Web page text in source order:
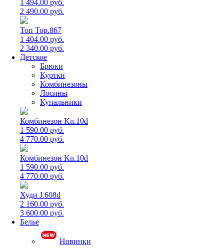
1 494.00 руб.
2 490.00 руб.
Топ Top.867
1 404.00 руб.
2 340.00 руб.
Детское
Брюки
Куртки
Комбинезоны
Лосины
Купальники
Комбинезон Kn.10d
1 590.00 руб.
4 770.00 руб.
Комбинезон Kn.10d
1 590.00 руб.
4 770.00 руб.
Худи J.608d
2 160.00 руб.
3 600.00 руб.
Белье
Новинки